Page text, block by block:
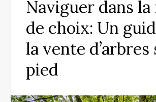
Naviguer dans
de choix: Un
la vente d’arbres
pied